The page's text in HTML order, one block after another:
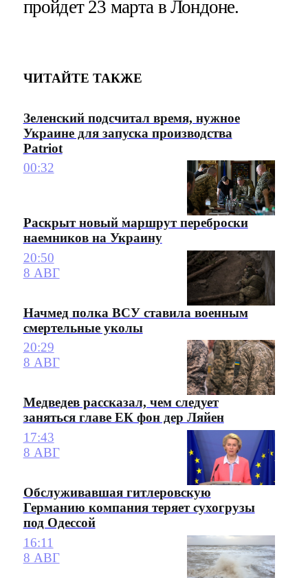
пройдет 23 марта в Лондоне.
ЧИТАЙТЕ ТАКЖЕ
Зеленский подсчитал время, нужное
Украине для запуска производства
Patriot
00:32
Раскрыт новый маршрут переброски
наемников на Украину
20:50
8 АВГ
Начмед полка ВСУ ставила военным
смертельные уколы
20:29
8 АВГ
Медведев рассказал, чем следует
заняться главе ЕК фон дер Ляйен
17:43
8 АВГ
Обслуживавшая гитлеровскую
Германию компания теряет сухогрузы
под Одессой
16:11
8 АВГ